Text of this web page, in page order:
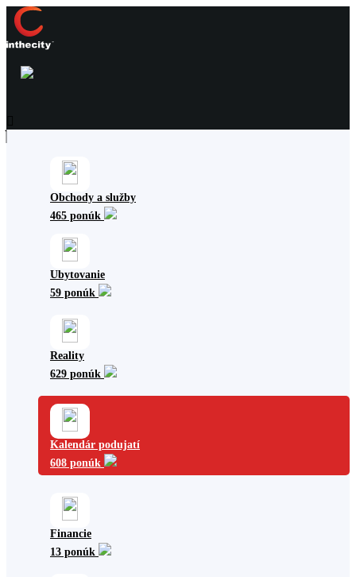
Obchody a služby
465 ponúk
Ubytovanie
59 ponúk
Reality
629 ponúk
Kalendár podujatí
608 ponúk
Financie
13 ponúk